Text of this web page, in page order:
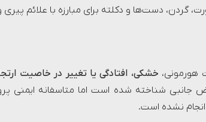
گردن، دست‌ها و دکلته برای مبارزه با علائم
هورمونی، خشکی، افتادگی یا تغییر در خاصیت
جانبی شناخته شده است اما متاسفانه ایمنی
انجام نشده است.